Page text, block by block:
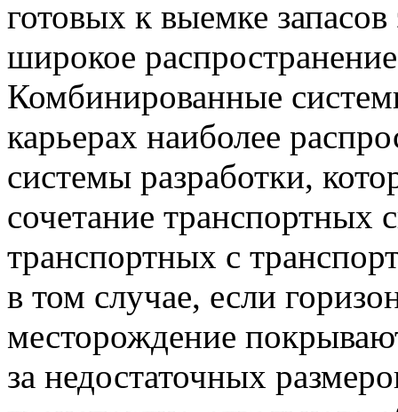
готовых к выемке
широкое
Комбинированные
карьерах наиболее
системы разработки,
сочетание транспортных
транспортных с
в том случае, если
месторождение
за недостаточных